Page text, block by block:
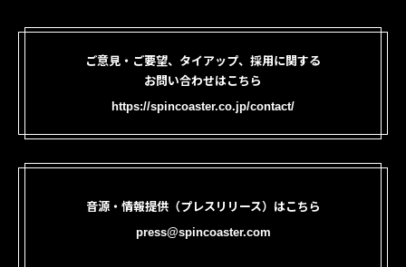
ご意見・ご要望、タイアップ、採用に関する
お問い合わせはこちら
https://spincoaster.co.jp/contact/
音源・情報提供（プレスリリース）はこちら
press@spincoaster.com